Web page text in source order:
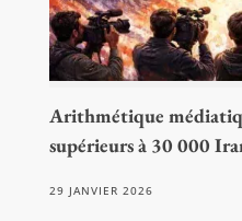
Arithmétique
supérieurs à 30 000
29 JANVIER 2026